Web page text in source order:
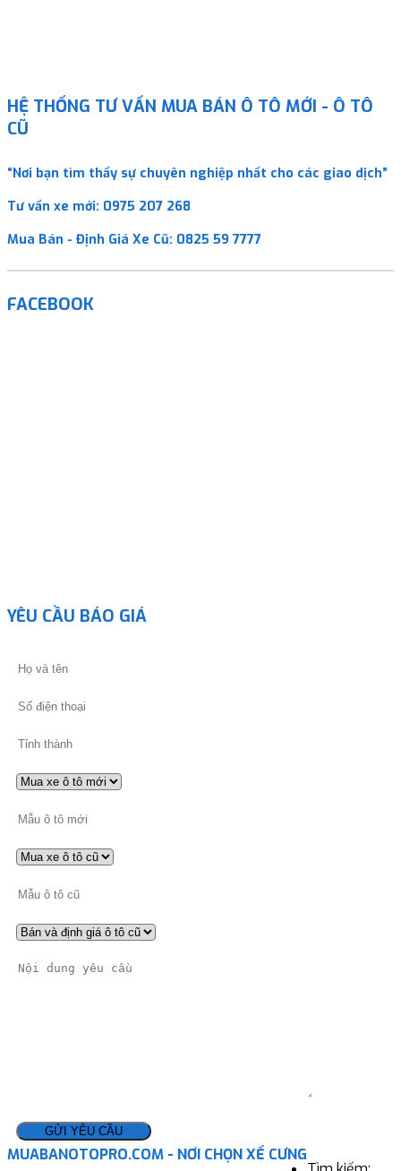
HỆ THỐNG TƯ VẤN MUA BÁN Ô TÔ MỚI - Ô TÔ
CŨ
“Nơi bạn tìm thấy sự chuyên nghiệp nhất cho các giao dịch”
Tư vấn xe mới: 0975 207 268
Mua Bán - Định Giá Xe Cũ: 0825 59 7777
FACEBOOK
YÊU CẦU BÁO GIÁ
MUABANOTOPRO.COM - NƠI CHỌN XẾ CƯNG